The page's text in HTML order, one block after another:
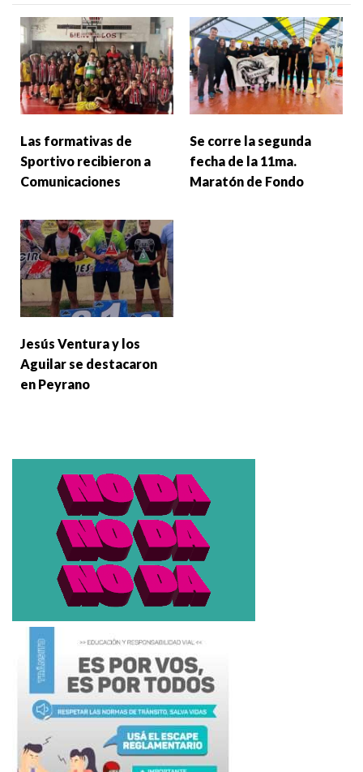
Las formativas de
Sportivo recibieron a
Comunicaciones
Se corre la segunda
fecha de la 11ma.
Maratón de Fondo
Jesús Ventura y los
Aguilar se destacaron
en Peyrano